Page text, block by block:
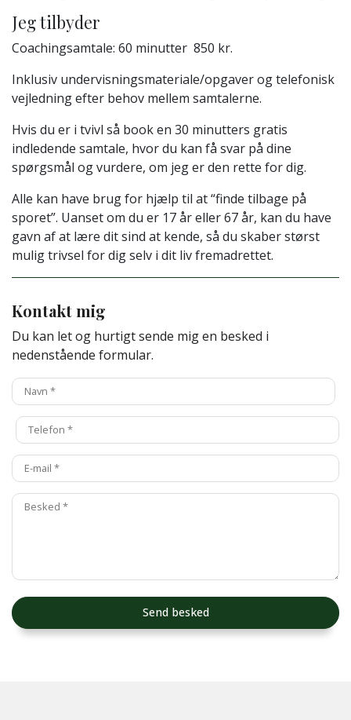
Jeg tilbyder
Coachingsamtale: 60 minutter 850 kr.
Inklusiv undervisningsmateriale/opgaver og telefonisk
vejledning efter behov mellem samtalerne.
Hvis du er i tvivl så book en 30 minutters gratis
indledende samtale, hvor du kan få svar på dine
spørgsmål og vurdere, om jeg er den rette for dig.
Alle kan have brug for hjælp til at “finde tilbage på
sporet”. Uanset om du er 17 år eller 67 år, kan du have
gavn af at lære dit sind at kende, så du skaber størst
mulig trivsel for dig selv i dit liv fremadrettet.
Kontakt mig
Du kan let og hurtigt sende mig en besked i
nedenstående formular.